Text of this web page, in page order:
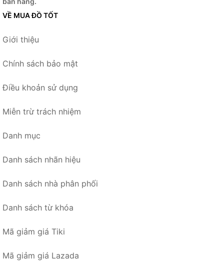
VỀ MUA ĐỒ TỐT
Giới thiệu
Chính sách bảo mật
Điều khoản sử dụng
Miễn trừ trách nhiệm
Danh mục
Danh sách nhãn hiệu
Danh sách nhà phân phối
Danh sách từ khóa
Mã giảm giá Tiki
Mã giảm giá Lazada